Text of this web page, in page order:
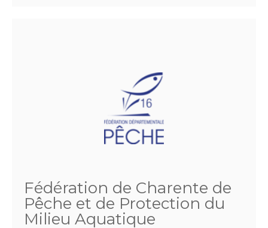
Fédération de Charente de
Pêche et de Protection du
Milieu Aquatique